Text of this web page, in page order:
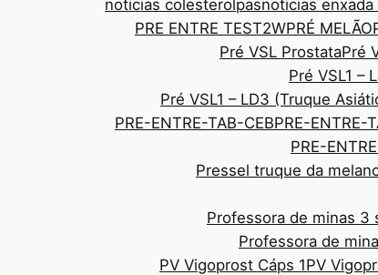
noticias colesterolpasnoticias
PRE ENTRE TEST2WPRÉ MELÃO
Pré VSL ProstataPré
Pré VSL1 –
Pré VSL1 – LD3 (Truque
PRE-ENTRE-TAB-CEBPRE-ENTRE-
PRE-
Pressel truque da
Professora de minas 3
Professora de
PV Vigoprost Cáps 1PV